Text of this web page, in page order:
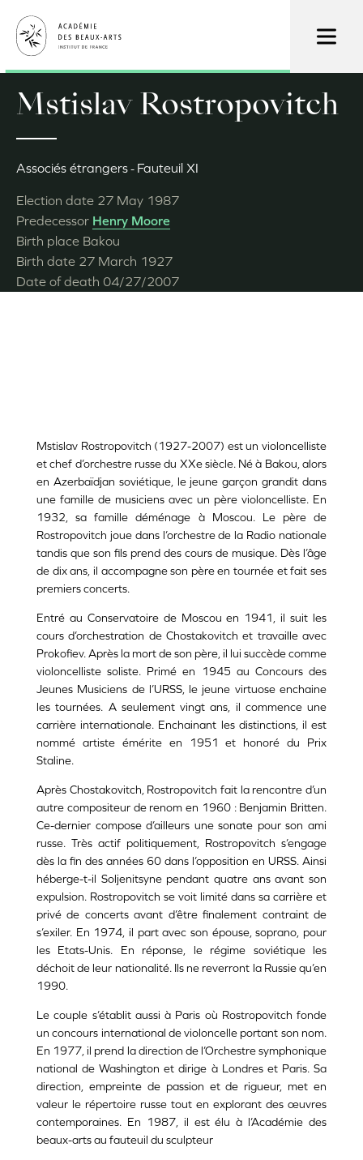
main
content
Mstislav Rostropovitch
Associés étrangers Fauteuil XI
Election date 27 May 1987
Predecessor Henry Moore
Birth place Bakou
Birth date 27 March 1927
Date of death 04/27/2007
Mstislav Rostropovitch (1927-2007) est un violoncelliste
et chef d’orchestre russe du XXe siècle. Né à Bakou, alors
en Azerbaïdjan soviétique, le jeune garçon grandit dans
une famille de musiciens avec un père violoncelliste. En
1932, sa famille déménage à Moscou. Le père de
Rostropovitch joue dans l’orchestre de la Radio nationale
tandis que son fils prend des cours de musique. Dès l’âge
de dix ans, il accompagne son père en tournée et fait ses
premiers concerts.
Entré au Conservatoire de Moscou en 1941, il suit les
cours d’orchestration de Chostakovitch et travaille avec
Prokofiev. Après la mort de son père, il lui succède comme
violoncelliste soliste. Primé en 1945 au Concours des
Jeunes Musiciens de l’URSS, le jeune virtuose enchaine
les tournées. A seulement vingt ans, il commence une
carrière internationale. Enchainant les distinctions, il est
nommé artiste émérite en 1951 et honoré du Prix
Staline.
Après Chostakovitch, Rostropovitch fait la rencontre d’un
autre compositeur de renom en 1960 : Benjamin Britten.
Ce-dernier compose d’ailleurs une sonate pour son ami
russe. Très actif politiquement, Rostropovitch s’engage
dès la fin des années 60 dans l’opposition en URSS. Ainsi
héberge-t-il Soljenitsyne pendant quatre ans avant son
expulsion. Rostropovitch se voit limité dans sa carrière et
privé de concerts avant d’être finalement contraint de
s’exiler. En 1974, il part avec son épouse, soprano, pour
les Etats-Unis. En réponse, le régime soviétique les
déchoit de leur nationalité. Ils ne reverront la Russie qu’en
1990.
Le couple s’établit aussi à Paris où Rostropovitch fonde
un concours international de violoncelle portant son nom.
En 1977, il prend la direction de l’Orchestre symphonique
national de Washington et dirige à Londres et Paris. Sa
direction, empreinte de passion et de rigueur, met en
valeur le répertoire russe tout en explorant des œuvres
contemporaines. En 1987, il est élu à l’Académie des
beaux-arts au fauteuil du sculpteur